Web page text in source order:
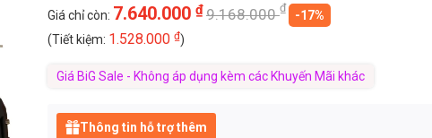
Giá chỉ còn: 7.640.000 ₫9.168.000₫
-17%
(Tiết kiệm: 1.528.000 ₫)
Giá BiG Sale - Không áp dụng kèm các Khuyến Mãi khác
Thông tin hỗ trợ thêm